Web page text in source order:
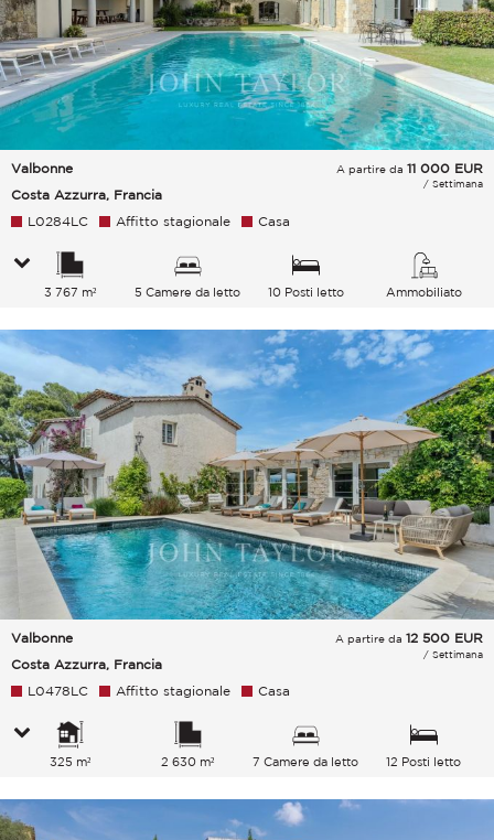
Valbonne
Costa Azzurra, Francia
A partire da 11 000 EUR
/ Settimana
L0284LC Affitto stagionale Casa
3 767 m² 5 Camere da letto 10 Posti letto Ammobiliato
Valbonne
Costa Azzurra, Francia
A partire da 12 500 EUR
/ Settimana
L0478LC Affitto stagionale Casa
325 m² 2 630 m² 7 Camere da letto 12 Posti letto